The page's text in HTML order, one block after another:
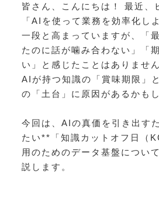
皆さん、こんにちは！ 最近、
「AIを使って業務を効率化し
一段と高まっていますが、「
たのに話が噛み合わない」「
い」と感じたことはありませ
AIが持つ知識の「賞味期限」
の「土台」に原因があるかも
今回は、AIの真価を引き出す
たい**「知識カットオフ日（
用のためのデータ基盤につい
説します。